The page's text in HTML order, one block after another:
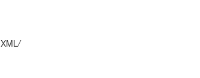
XML/